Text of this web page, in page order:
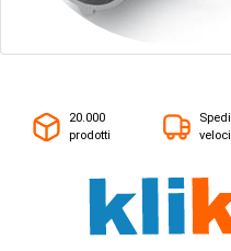
20.000
prodotti
veloci